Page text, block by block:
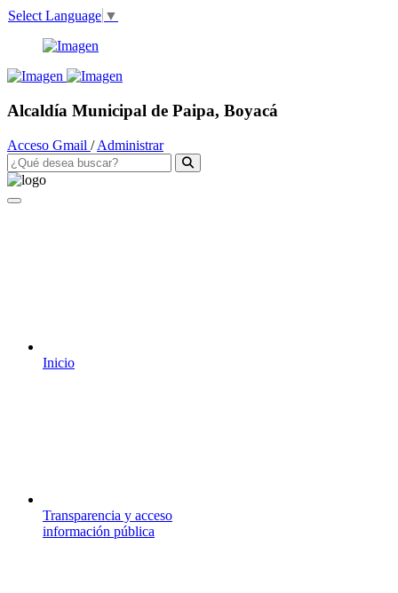
Select Language ▼
Alcaldía Municipal de Paipa, Boyacá
Acceso Gmail /Administrar
Inicio
Transparencia y acceso
información pública